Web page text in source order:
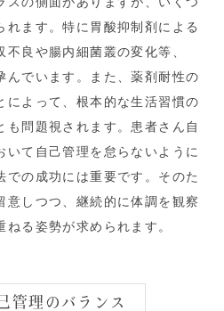
れます。特に胃酸抑制剤による
良や腸内細菌叢の変化等、
んでいます。また、薬剤耐性の
によって、根本的な生活習慣の
も問題視されます。患者さん自
いて自己管理を怠らないように
での成功には重要です。そのた
意しつつ、継続的に体調を観察
る姿勢が求められます。
管理のバランス